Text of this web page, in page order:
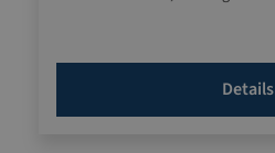
Details